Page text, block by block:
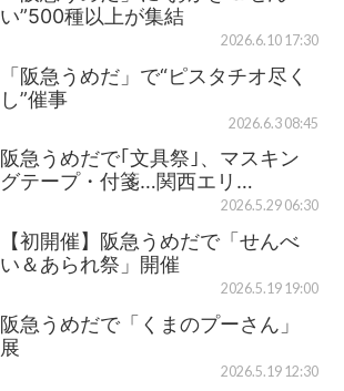
い”500種以上が集結
2026.6.10 17:30
「阪急うめだ」で“ピスタチオ尽く
し”催事
2026.6.3 08:45
阪急うめだで｢文具祭｣、マスキン
グテープ・付箋…関西エリ…
2026.5.29 06:30
【初開催】阪急うめだで「せんべ
い＆あられ祭」開催
2026.5.19 19:00
阪急うめだで「くまのプーさん」
展
2026.5.19 12:30